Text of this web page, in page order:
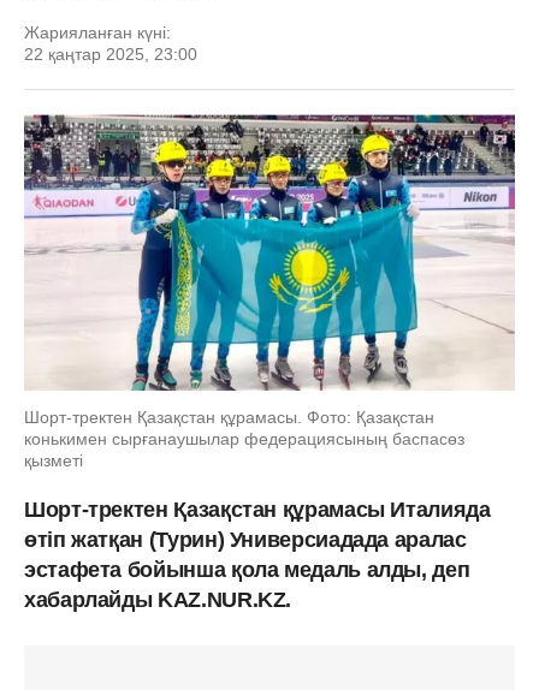
Жарияланған күні:
22 қаңтар 2025, 23:00
Шорт-тректен Қазақстан құрамасы. Фото: Қазақстан
конькимен сырғанаушылар федерациясының баспасөз
қызметі
Шорт-тректен Қазақстан құрамасы Италияда
өтіп жатқан (Турин) Универсиадада аралас
эстафета бойынша қола медаль алды, деп
хабарлайды KAZ.NUR.KZ.